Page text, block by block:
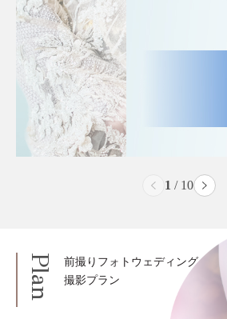
2 / 10
Plan
前撮りフォトウェディング
撮影プラン